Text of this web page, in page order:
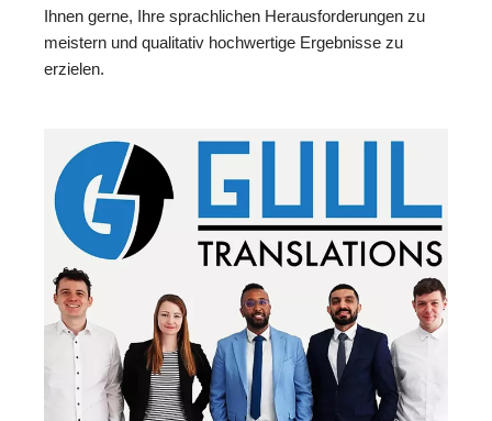
Ihnen gerne, Ihre sprachlichen Herausforderungen zu
meistern und qualitativ hochwertige Ergebnisse zu
erzielen.